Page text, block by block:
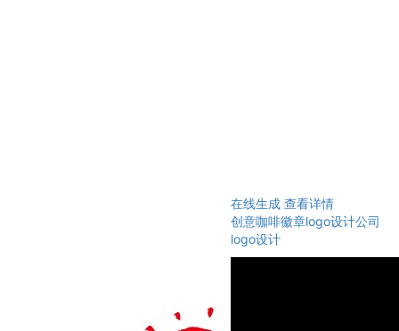
在线生成 查看详情
创意咖啡徽章logo设计公司
logo设计